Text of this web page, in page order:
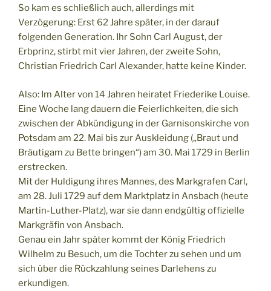
So kam es schließlich auch, allerdings mit
Verzögerung: Erst 62 Jahre später, in der darauf
folgenden Generation. Ihr Sohn Carl August, der
Erbprinz, stirbt mit vier Jahren, der zweite Sohn,
Christian Friedrich Carl Alexander, hatte keine Kinder.
Also: Im Alter von 14 Jahren heiratet Friederike Louise.
Eine Woche lang dauern die Feierlichkeiten, die sich
zwischen der Abkündigung in der Garnisonskirche von
Potsdam am 22. Mai bis zur Auskleidung („Braut und
Bräutigam zu Bette bringen“) am 30. Mai 1729 in Berlin
erstrecken.
Mit der Huldigung ihres Mannes, des Markgrafen Carl,
am 28. Juli 1729 auf dem Marktplatz in Ansbach (heute
Martin-Luther-Platz), war sie dann endgültig offizielle
Markgräfin von Ansbach.
Genau ein Jahr später kommt der König Friedrich
Wilhelm zu Besuch, um die Tochter zu sehen und um
sich über die Rückzahlung seines Darlehens zu
erkundigen.